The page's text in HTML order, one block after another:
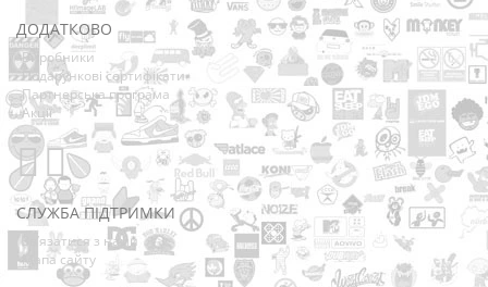
ДОДАТКОВО
Виробники
Подарункові сертифікати
Партнерська програма
Акції
СЛУЖБА ПІДТРИМКИ
Зв’язатися з нами
Мапа сайту